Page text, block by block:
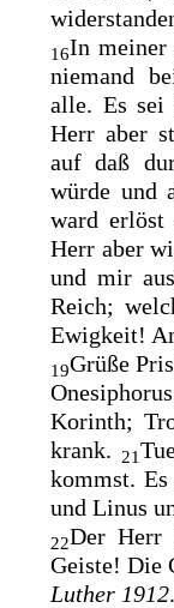
16In meiner
niemand
alle. Es sei
Herr aber
auf daß
würde und
ward erlöst
Herr aber
und mir
Reich;
Ewigkeit!
19Grüße
Korinth;
krank.
21
kommst.
und Linus
22Der Herr
Geiste! Die
Luther 1912.